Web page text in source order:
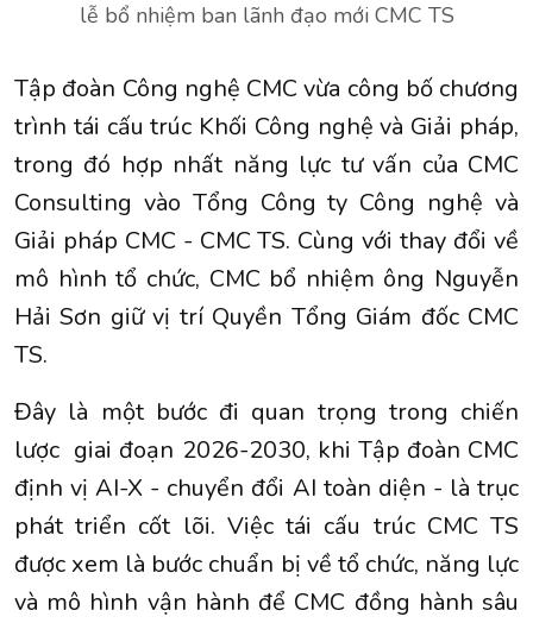
lễ bổ nhiệm ban lãnh đạo mới CMC TS
Tập đoàn Công nghệ CMC vừa công bố chương
trình tái cấu trúc Khối Công nghệ và Giải pháp,
trong đó hợp nhất năng lực tư vấn của CMC
Consulting vào Tổng Công ty Công nghệ và
Giải pháp CMC - CMC TS. Cùng với thay đổi về
mô hình tổ chức, CMC bổ nhiệm ông Nguyễn
Hải Sơn giữ vị trí Quyền Tổng Giám đốc CMC
TS.
Đây là một bước đi quan trọng trong chiến
lược giai đoạn 2026-2030, khi Tập đoàn CMC
định vị AI-X - chuyển đổi AI toàn diện - là trục
phát triển cốt lõi. Việc tái cấu trúc CMC TS
được xem là bước chuẩn bị về tổ chức, năng lực
và mô hình vận hành để CMC đồng hành sâu